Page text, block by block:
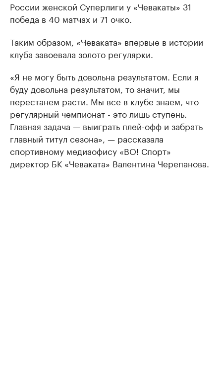
России женской Суперлиги у «Чевакаты» 31
победа в 40 матчах и 71 очко.
Таким образом, «Чеваката» впервые в истории
клуба завоевала золото регулярки.
«Я не могу быть довольна результатом. Если я
буду довольна результатом, то значит, мы
перестанем расти. Мы все в клубе знаем, что
регулярный чемпионат - это лишь ступень.
Главная задача — выиграть плей-офф и забрать
главный титул сезона», — рассказала
спортивному медиаофису «ВО! Спорт»
директор БК «Чеваката» Валентина Черепанова.